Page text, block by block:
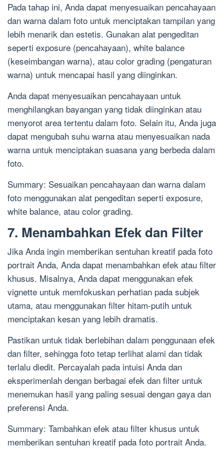
Pada tahap ini, Anda dapat menyesuaikan pencahayaan
dan warna dalam foto untuk menciptakan tampilan yang
lebih menarik dan estetis. Gunakan alat pengeditan
seperti exposure (pencahayaan), white balance
(keseimbangan warna), atau color grading (pengaturan
warna) untuk mencapai hasil yang diinginkan.
Anda dapat menyesuaikan pencahayaan untuk
menghilangkan bayangan yang tidak diinginkan atau
menyorot area tertentu dalam foto. Selain itu, Anda juga
dapat mengubah suhu warna atau menyesuaikan nada
warna untuk menciptakan suasana yang berbeda dalam
foto.
Summary: Sesuaikan pencahayaan dan warna dalam
foto menggunakan alat pengeditan seperti exposure,
white balance, atau color grading.
7. Menambahkan Efek dan Filter
Jika Anda ingin memberikan sentuhan kreatif pada foto
portrait Anda, Anda dapat menambahkan efek atau filter
khusus. Misalnya, Anda dapat menggunakan efek
vignette untuk memfokuskan perhatian pada subjek
utama, atau menggunakan filter hitam-putih untuk
menciptakan kesan yang lebih dramatis.
Pastikan untuk tidak berlebihan dalam penggunaan efek
dan filter, sehingga foto tetap terlihat alami dan tidak
terlalu diedit. Percayalah pada intuisi Anda dan
eksperimenlah dengan berbagai efek dan filter untuk
menemukan hasil yang paling sesuai dengan gaya dan
preferensi Anda.
Summary: Tambahkan efek atau filter khusus untuk
memberikan sentuhan kreatif pada foto portrait Anda.